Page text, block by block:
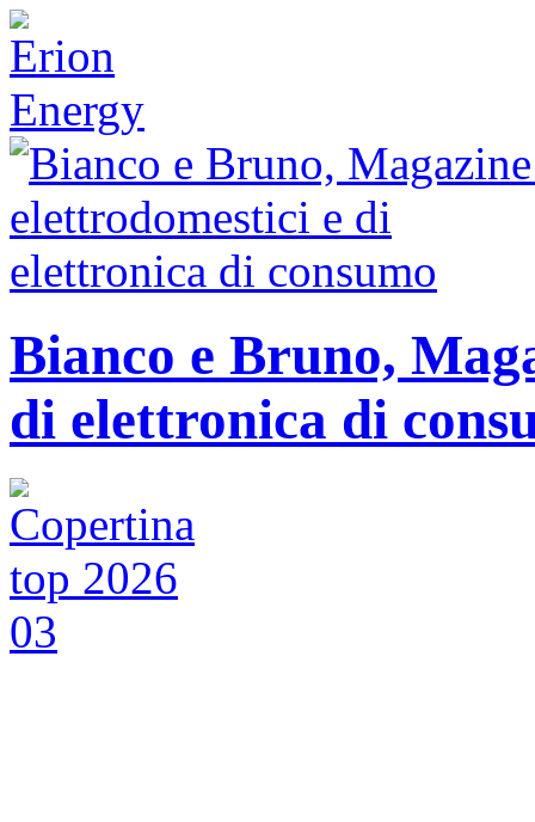
Bianco e Bruno,
di elettronica di